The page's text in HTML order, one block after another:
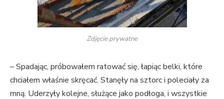
Zdjęcie prywatne
– Spadając, próbowałem ratować się, łapiąc belki, które
chciałem właśnie skręcać. Stanęły na sztorc i poleciały za
mną. Uderzyły kolejne, służące jako podłoga, i wszystkie